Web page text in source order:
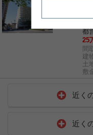
フ
都
25
間
建
土
敷
近く
近く